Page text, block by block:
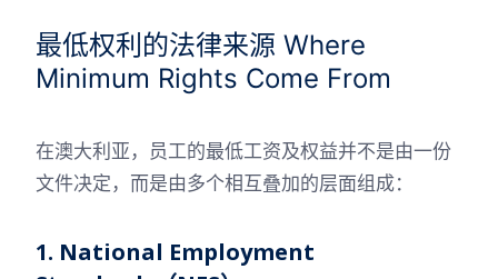
最低权利的法律来源 Where
Minimum Rights Come From
在澳大利亚，员工的最低工资及权益并不是由一份
文件决定，而是由多个相互叠加的层面组成：
1. National Employment